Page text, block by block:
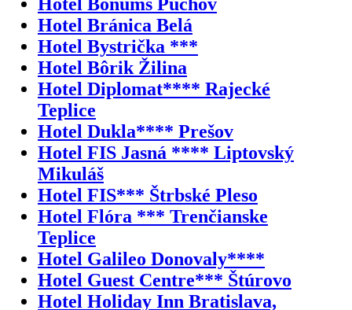
Hotel Bránica Belá
Hotel Bystrička ***
Hotel Bôrik Žilina
Hotel Diplomat**** Rajecké
Teplice
Hotel Dukla**** Prešov
Hotel FIS Jasná **** Liptovský
Mikuláš
Hotel FIS*** Štrbské Pleso
Hotel Flóra *** Trenčianske
Teplice
Hotel Galileo Donovaly****
Hotel Guest Centre*** Štúrovo
Hotel Holiday Inn Bratislava,